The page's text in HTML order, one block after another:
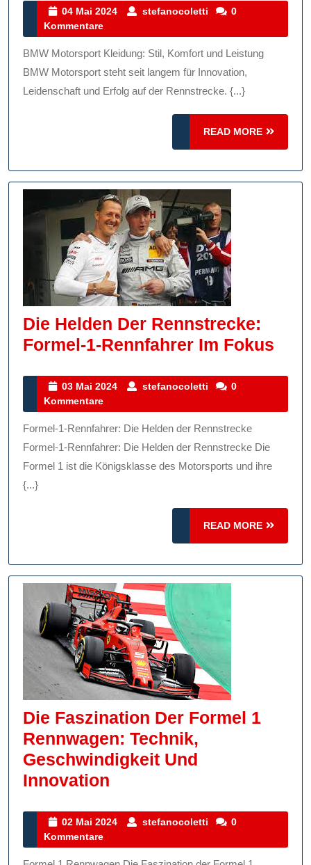
BMW
Kleidung
Für
Fans
Und
Enthusiasten
04 Mai 2024
04
2024
stefanocoletti stefanocoletti
0
Kommentare
BMW Motorsport Kleidung: Stil, Komfort und Leistung
BMW Motorsport steht seit langem für Innovation,
Leidenschaft und Erfolg auf der Rennstrecke. {...}
READ MORE
READ
MORE
Die Helden Der Rennstrecke:
Formel-1-Rennfahrer Im Fokus
03 Mai 2024
03
2024
stefanocoletti stefanocoletti
0
Kommentare
Formel-1-Rennfahrer: Die Helden der Rennstrecke
Formel-1-Rennfahrer: Die Helden der Rennstrecke Die
Formel 1 ist die Königsklasse des Motorsports und ihre
{...}
READ MORE
READ
MORE
Die Faszination Der Formel 1
Rennwagen: Technik,
Geschwindigkeit Und
Innovation
Der
02 Mai 2024
02
2024
stefanocoletti stefanocoletti
0
Kommentare